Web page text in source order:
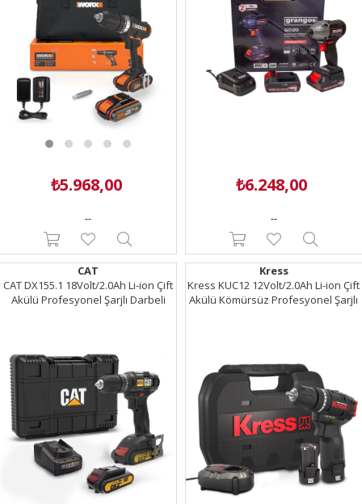
₺5.968,00
--
₺6.248,00
--
CAT
CAT DX155.1 18Volt/2.0Ah Li-ion Çift
Akülü Profesyonel Şarjlı Darbeli
Kress
Kress KUC12 12Volt/2.0Ah Li-ion Çift
Akülü Kömürsüz Profesyonel Şarjlı